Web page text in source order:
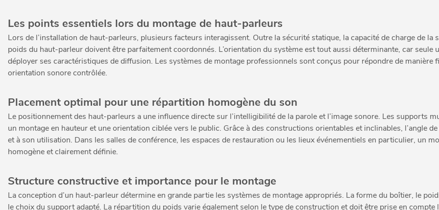
Les points essentiels lors du montage de haut-parleurs
Lors de l’installation de haut-parleurs, plusieurs facteurs interagissent. Outre la sécurité statique, la capacité de charge de
poids du haut-parleur doivent être parfaitement coordonnés. L’orientation du système est tout aussi déterminante, car
déployer ses caractéristiques de diffusion. Les systèmes de montage professionnels sont conçus pour répondre de manière
orientation sonore contrôlée.
Placement optimal pour une répartition homogène du son
Le positionnement des haut-parleurs a une influence directe sur l’intelligibilité de la parole et l’image sonore. Les supports
un montage en hauteur et une orientation ciblée vers le public. Grâce à des constructions orientables et inclinables, l’angle
et à son utilisation. Dans les salles de conférence, les espaces de restauration ou les lieux événementiels en particulier, un
homogène et clairement définie.
Structure constructive et importance pour le montage
La conception d’un haut-parleur détermine en grande partie les systèmes de montage appropriés. La forme du boîtier, le
le choix du support adapté. La répartition du poids varie également selon le type de construction et doit être prise en